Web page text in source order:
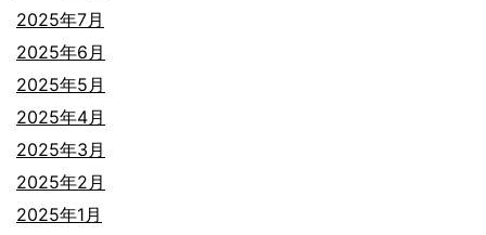
2025年7月
2025年6月
2025年5月
2025年4月
2025年3月
2025年2月
2025年1月